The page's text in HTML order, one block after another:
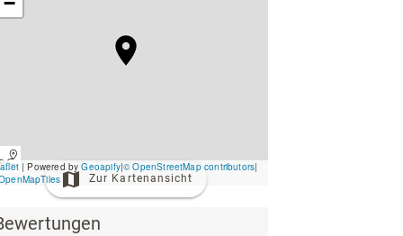
Unterkünfte & Angebote
Zur Kartenansicht